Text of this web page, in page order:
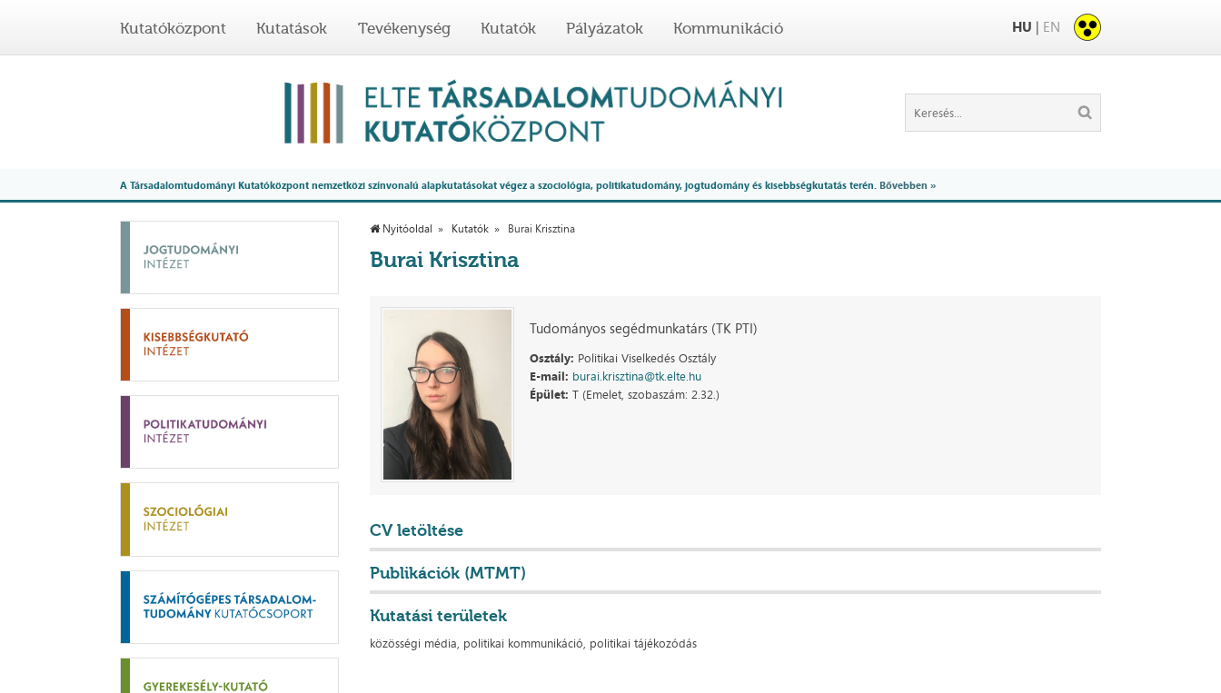
Kutatóközpont Kutatások Tevékenység Kutatók Pályázatok Kommunikáció HU | EN
A Társadalomtudományi Kutatóközpont nemzetközi színvonalú alapkutatásokat végez a szociológia, politikatudomány, jogtudomány és kisebbségkutatás terén. Bővebben »
Nyitóoldal Kutatók Burai Krisztina
Burai Krisztina
Tudományos segédmunkatárs (TK PTI)
Osztály: Politikai Viselkedés Osztály
E-mail: burai.krisztina@tk.elte.hu
Épület: T (Emelet, szobaszám: 2.32.)
CV letöltése
Publikációk (MTMT)
Kutatási területek
közösségi média, politikai kommunikáció, politikai tájékozódás